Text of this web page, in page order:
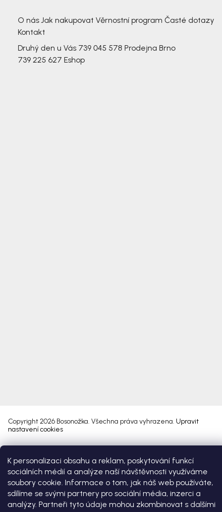
K personalizaci obsahu a reklam, poskytování funkcí
sociálních médií a analýze naší návštěvnosti využíváme
soubory cookie. Informace o tom, jak náš web používáte,
sdílíme se svými partnery pro sociální média, inzerci a
analýzy. Partneři tyto údaje mohou zkombinovat s dalšími
O nás Jak nakupovat Věrnostní program Časté dotazy
Kontakt
Druhý den u Vás 739 045 578 Prodejna Brno
739 225 627 Eshop
Copyright 2026 Bosonožka. Všechna práva vyhrazena. Upravit
nastavení cookies